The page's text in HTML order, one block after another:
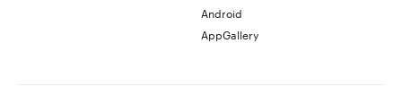
Android
AppGallery